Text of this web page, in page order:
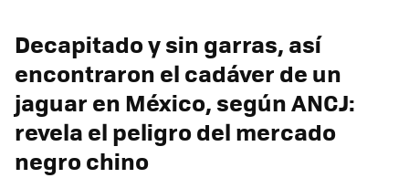
Decapitado y sin garras, así
encontraron el cadáver de un
jaguar en México, según ANCJ:
revela el peligro del mercado
negro chino